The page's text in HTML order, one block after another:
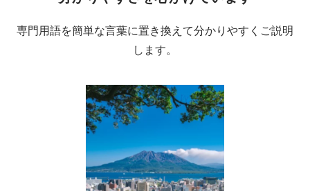
専門用語を簡単な言葉に置き換えて分かりやすくご説明
します。